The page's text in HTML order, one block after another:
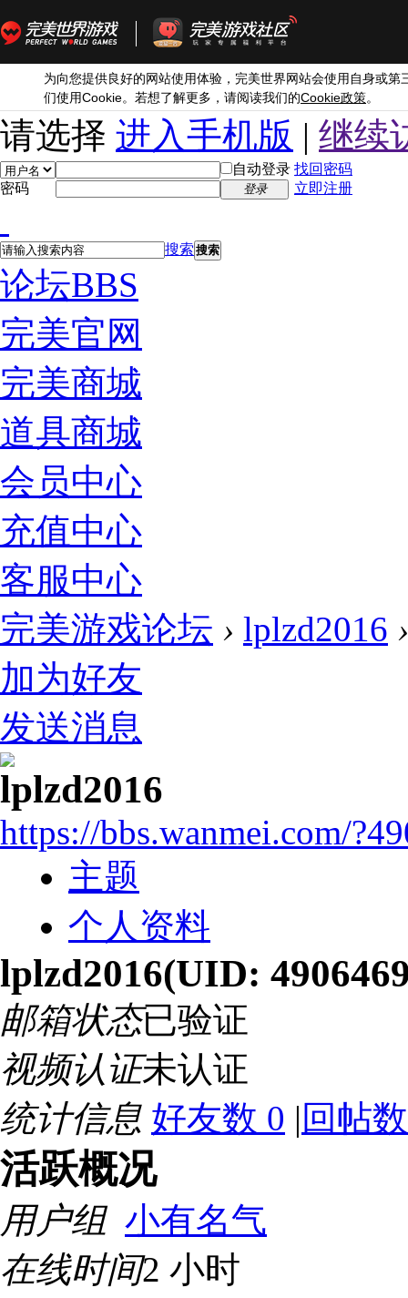
为向您提供良好的网站使用体验，完美世界网站会使用自身或第
们使用Cookie。若想了解更多，请阅读我们的Cookie政策。
请选择 进入手机版 | 继续
自动登录 找回密码
密码
登录 立即注册
搜索 搜索
论坛BBS
完美官网
完美商城
道具商城
会员中心
充值中心
客服中心
完美游戏论坛 › lplzd2016 ›
加为好友
发送消息
lplzd2016
https://bbs.wanmei.com/
主题
个人资料
lplzd2016(UID:
邮箱状态已验证
视频认证未认证
统计信息 好友数 0 | 回帖
活跃概况
用户组 小有名气
在线时间2 小时